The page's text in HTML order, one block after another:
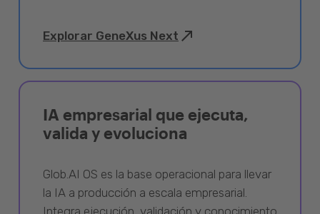
Explorar GeneXus Next
IA empresarial que ejecuta,
valida y evoluciona
Glob.AI OS es la base operacional para llevar
la IA a producción a escala empresarial.
Integra ejecución, validación y conocimiento